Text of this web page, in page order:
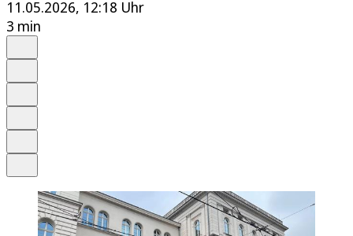
11.05.2026, 12:18 Uhr
3 min